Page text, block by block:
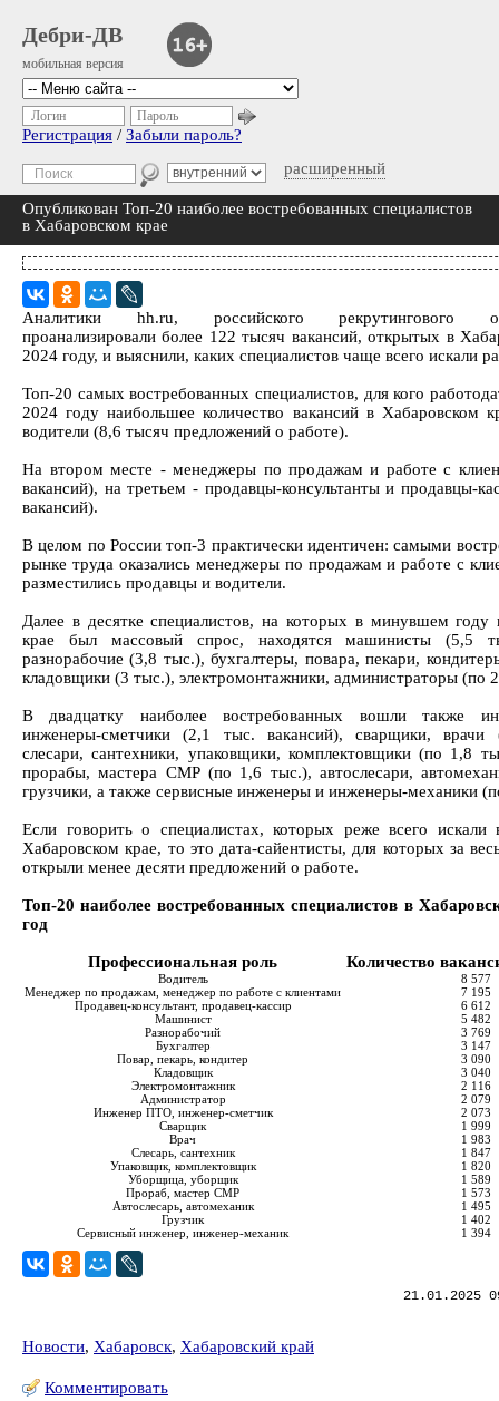
Дебри-ДВ
мобильная версия
расширенный
Логин Пароль
Регистрация / Забыли пароль?
Опубликован Топ-20 наиболее востребованных специалистов
в Хабаровском крае
Аналитики hh.ru, российского рекрутингового
проанализировали более 122 тысяч вакансий, открытых в
2024 году, и выяснили, каких специалистов чаще всего искали
Топ-20 самых востребованных специалистов, для кого
2024 году наибольшее количество вакансий в Хабаровском
водители (8,6 тысяч предложений о работе).
На втором месте - менеджеры по продажам и работе с
вакансий), на третьем - продавцы-консультанты и продавцы-
вакансий).
В целом по России топ-3 практически идентичен: самыми
рынке труда оказались менеджеры по продажам и работе с
разместились продавцы и водители.
Далее в десятке специалистов, на которых в минувшем году
крае был массовый спрос, находятся машинисты (5,5
разнорабочие (3,8 тыс.), бухгалтеры, повара, пекари,
кладовщики (3 тыс.), электромонтажники, администраторы (по
В двадцатку наиболее востребованных вошли также
инженеры-сметчики (2,1 тыс. вакансий), сварщики,
слесари, сантехники, упаковщики, комплектовщики (по 1,8
прорабы, мастера СМР (по 1,6 тыс.), автослесари,
грузчики, а также сервисные инженеры и инженеры-механики
Если говорить о специалистах, которых реже всего
Хабаровском крае, то это дата-сайентисты, для которых за
открыли менее десяти предложений о работе.
Топ-20 наиболее востребованных специалистов в
год
Профессиональная роль Количество
Водитель
8 577
Менеджер по продажам, менеджер по работе с клиентами
7 195
Продавец-консультант, продавец-кассир
6 612
Машинист
5 482
Разнорабочий
3 769
Бухгалтер
3 147
Повар, пекарь, кондитер
3 090
Кладовщик
3 040
Электромонтажник
2 116
Администратор
2 079
Инженер ПТО, инженер-сметчик
2 073
Сварщик
1 999
Врач
1 983
Слесарь, сантехник
1 847
Упаковщик, комплектовщик
1 820
Уборщица, уборщик
1 589
Прораб, мастер СМР
1 573
Автослесарь, автомеханик
1 495
Грузчик
1 402
Сервисный инженер, инженер-механик
1 394
21.01.2025
Новости, Хабаровск, Хабаровский край
Комментировать